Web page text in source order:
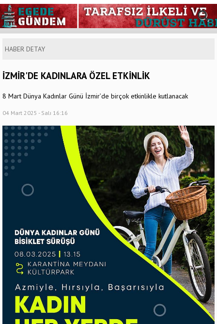
HABER DETAY
İZMİR'DE KADINLARA ÖZEL ETKİNLİK
8 Mart Dünya Kadınlar Günü İzmir’de birçok etkinlikle kutlanacak
04 Mart 2025 - Salı 16:16